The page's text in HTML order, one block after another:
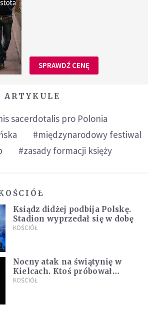
SPRAWDŹ CENĘ
ARTYKULE
sacerdotalis pro Polonia
#międzynarodowy festiwal
#zasady formacji księży
Ksiądz didżej podbija Polskę.
Stadion wyprzedał się w dobę
KOŚCIÓŁ
Nocny atak na świątynię w
Kielcach. Ktoś próbował
podpalić kościół
KOŚCIÓŁ